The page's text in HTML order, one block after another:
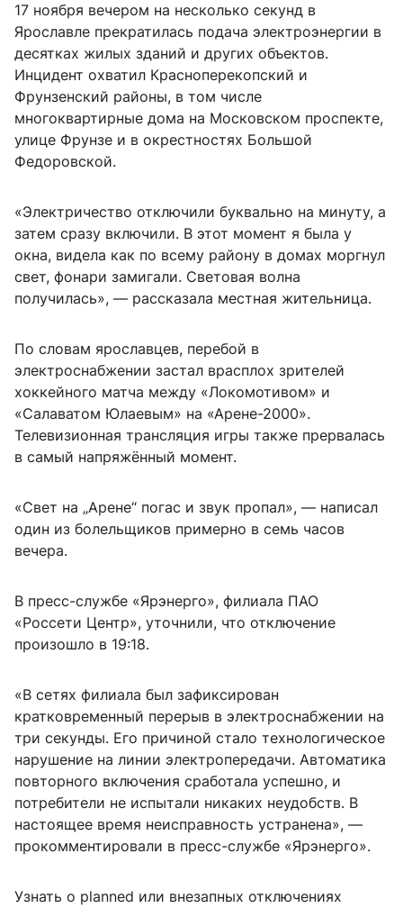
17 ноября вечером на несколько секунд в
Ярославле прекратилась подача электроэнергии в
десятках жилых зданий и других объектов.
Инцидент охватил Красноперекопский и
Фрунзенский районы, в том числе
многоквартирные дома на Московском проспекте,
улице Фрунзе и в окрестностях Большой
Федоровской.
«Электричество отключили буквально на минуту, а
затем сразу включили. В этот момент я была у
окна, видела как по всему району в домах моргнул
свет, фонари замигали. Световая волна
получилась», — рассказала местная жительница.
По словам ярославцев, перебой в
электроснабжении застал врасплох зрителей
хоккейного матча между «Локомотивом» и
«Салаватом Юлаевым» на «Арене-2000».
Телевизионная трансляция игры также прервалась
в самый напряжённый момент.
«Свет на „Арене“ погас и звук пропал», — написал
один из болельщиков примерно в семь часов
вечера.
В пресс-службе «Ярэнерго», филиала ПАО
«Россети Центр», уточнили, что отключение
произошло в 19:18.
«В сетях филиала был зафиксирован
кратковременный перерыв в электроснабжении на
три секунды. Его причиной стало технологическое
нарушение на линии электропередачи. Автоматика
повторного включения сработала успешно, и
потребители не испытали никаких неудобств. В
настоящее время неисправность устранена», —
прокомментировали в пресс-службе «Ярэнерго».
Узнать о planned или внезапных отключениях